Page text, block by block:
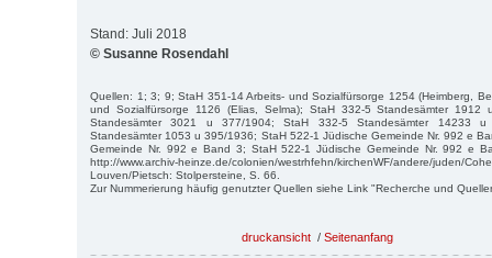
Stand: Juli 2018
© Susanne Rosendahl
Quellen: 1; 3; 9; StaH 351-14 Arbeits- und Sozialfürsorge 1254 (Heimberg,
und Sozialfürsorge 1126 (Elias, Selma); StaH 332-5 Standesämter 1912
Standesämter 3021 u 377/1904; StaH 332-5 Standesämter 14233
Standesämter 1053 u 395/1936; StaH 522-1 Jüdische Gemeinde Nr. 992 e
Gemeinde Nr. 992 e Band 3; StaH 522-1 Jüdische Gemeinde Nr. 992 e
http://www.archiv-heinze.de/colonien/westrhfehn/kirchenWF/andere/juden/
Louven/Pietsch: Stolpersteine, S. 66.
Zur Nummerierung häufig genutzter Quellen siehe Link "Recherche und
druckansicht / Seitenanfang